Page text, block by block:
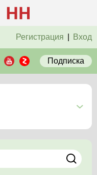
Регистрация Вход
Подписка